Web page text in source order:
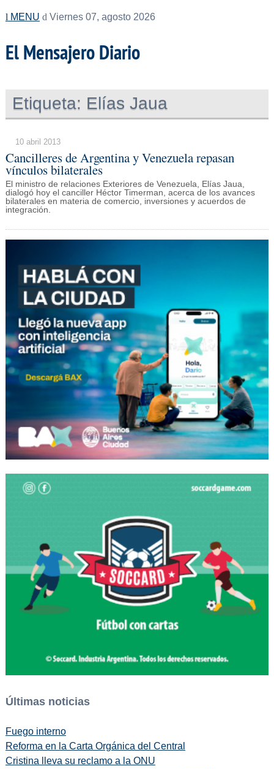
MENU Viernes 07, agosto 2026
El Mensajero Diario
Etiqueta: Elías Jaua
10 abril 2013
Cancilleres de Argentina y Venezuela repasan
vínculos bilaterales
El ministro de relaciones Exteriores de Venezuela, Elías Jaua,
dialogó hoy el canciller Héctor Timerman, acerca de los avances
bilaterales en materia de comercio, inversiones y acuerdos de
integración.
Últimas noticias
Fuego interno
Reforma en la Carta Orgánica del Central
Cristina lleva su reclamo a la ONU